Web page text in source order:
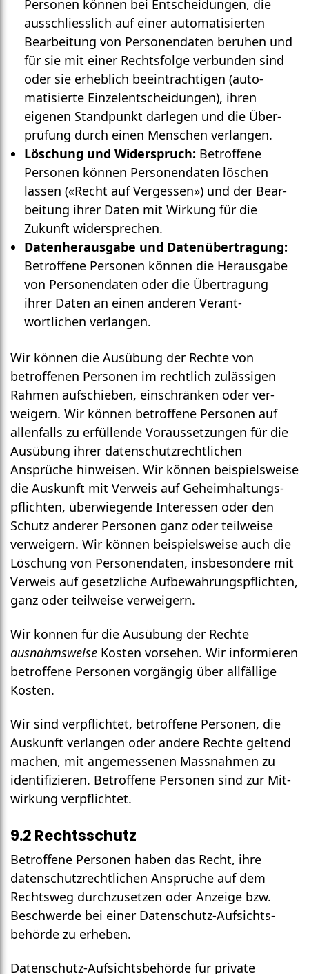
Personen können bei Entscheidungen, die
ausschliess­lich auf einer auto­matisierten
Bearbeitung von Personen­daten beruhen und
für sie mit einer Rechts­folge verbunden sind
oder sie erheblich beein­trächtigen (auto­
matisierte Einzel­entscheidungen), ihren
eigenen Stand­punkt darlegen und die Über­
prüfung durch einen Menschen verlangen.
Löschung und Widerspruch: Betroffene
Personen können Personen­daten löschen
lassen («Recht auf Ver­gessen») und der Bear­
beitung ihrer Daten mit Wirkung für die
Zukunft wider­sprechen.
Datenherausgabe und Datenübertragung:
Betroffene Personen können die Heraus­gabe
von Personen­daten oder die Übe­rtragung
ihrer Daten an einen anderen Verant­
wortlichen verlangen.
Wir können die Ausübung der Rechte von
betroffenen Personen im recht­lich zu­lässigen
Rahmen auf­schieben, ein­schränken oder ver­
weigern. Wir können betroffene Personen auf
allen­falls zu erfüllende Voraus­setzungen für die
Ausübung ihrer daten­schutz­rechtlichen
Ansprüche hinweisen. Wir können beispiels­weise
die Aus­kunft mit Ver­weis auf Geheim­haltungs­
pflichten, überwiegende Inter­essen oder den
Schutz anderer Personen ganz oder teil­weise
verweigern. Wir können beispielsweise auch die
Löschung von Personen­daten, ins­besondere mit
Verweis auf gesetz­liche Auf­bewahrungs­pflichten,
ganz oder teil­weise verweigern.
Wir können für die Aus­übung der Rechte
ausnahms­weise Kosten vor­sehen. Wir infor­mieren
be­troffene Per­sonen vorgängig über all­fällige
Kosten.
Wir sind ver­pflichtet, betroffene Personen, die
Auskunft ver­langen oder andere Rechte geltend
machen, mit angemessenen Mass­nahmen zu
identi­fizieren. Betroffene Personen sind zur Mit­
wirkung verpflichtet.
9.2 Rechtsschutz
Betroffene Personen haben das Recht, ihre
daten­schutz­rechtlichen Ansprüche auf dem
Recht­sweg durch­zusetzen oder Anzeige bzw.
Beschwerde bei einer Daten­schutz-Auf­sichts­
behörde zu erheben.
Daten­schutz-Aufsichts­behörde für private